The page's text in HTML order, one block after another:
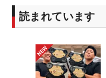
読まれています